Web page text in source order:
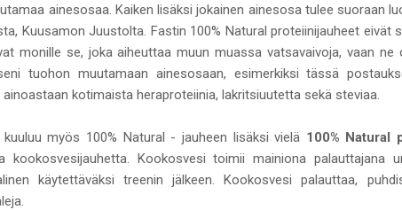
ainesosaa. Kaiken lisäksi jokainen ainesosa tulee suoraan
Kuusamon Juustolta. Fastin 100% Natural proteiinijauheet eivät
monille se, joka aiheuttaa muun muassa vatsavaivoja, vaan
tuohon muutamaan ainesosaan, esimerkiksi tässä
kotimaista heraproteiinia, lakritsiuutetta sekä steviaa.
kuuluu myös 100% Natural - jauheen lisäksi vielä 100% Natural
kookosvesijauhetta. Kookosvesi toimii mainiona palauttajana
käytettäväksi treenin jälkeen. Kookosvesi palauttaa,